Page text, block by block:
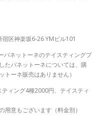
区神楽坂6-26 YMビル101
ネットーネのテイスティングプ
たパネットーネについては、購
トーネ販売はありません）
ィング4種2000円、テイスティ
用意もございます（料金別）